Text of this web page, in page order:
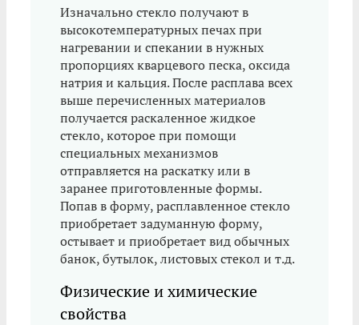
Изначально стекло получают в
высокотемпературных печах при
нагревании и спекании в нужных
пропорциях кварцевого песка, оксида
натрия и кальция. После расплава всех
выше перечисленных материалов
получается раскаленное жидкое
стекло, которое при помощи
специальных механизмов
отправляется на раскатку или в
заранее приготовленные формы.
Попав в форму, расплавленное стекло
приобретает задуманную форму,
остывает и приобретает вид обычных
банок, бутылок, листовых стекол и т.д.
Физические и химические
свойства